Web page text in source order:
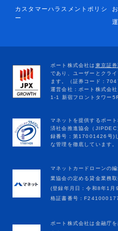
カスタマーハラスメントポリシ
ー
マネットカードローンの
業協会の定める貸金業務
(登録年月日：令和8年1
格証書番号：
ポート株式会社は金融庁